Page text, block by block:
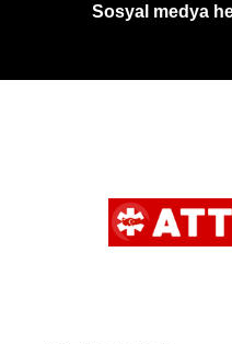
Sosyal medya